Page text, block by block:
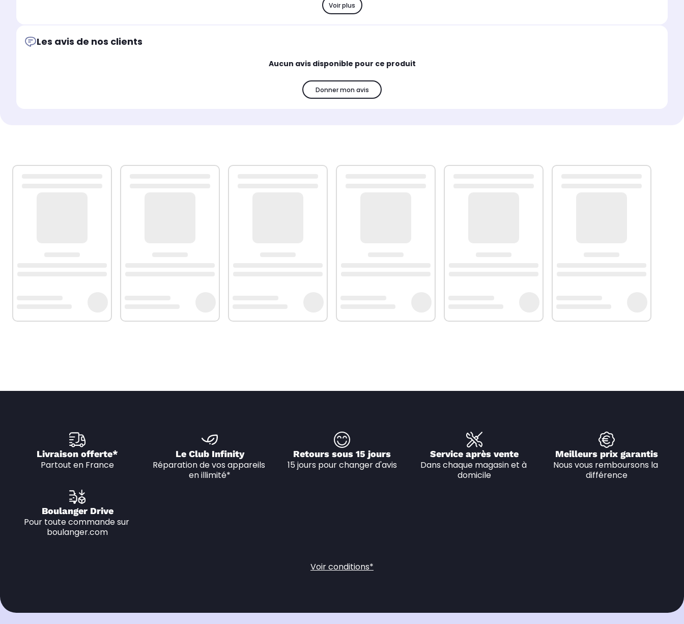
Voir plus
Les avis de nos clients
Aucun avis disponible pour ce produit
Donner mon avis
Livraison offerte*
Partout en France
Le Club Infinity
Réparation de vos appareils
en illimité*
Retours sous 15 jours
15 jours pour changer d'avis
Service après vente
Dans chaque magasin et à
domicile
Meilleurs prix garantis
Nous vous remboursons la
différence
Boulanger Drive
Pour toute commande sur
boulanger.com
Voir conditions*